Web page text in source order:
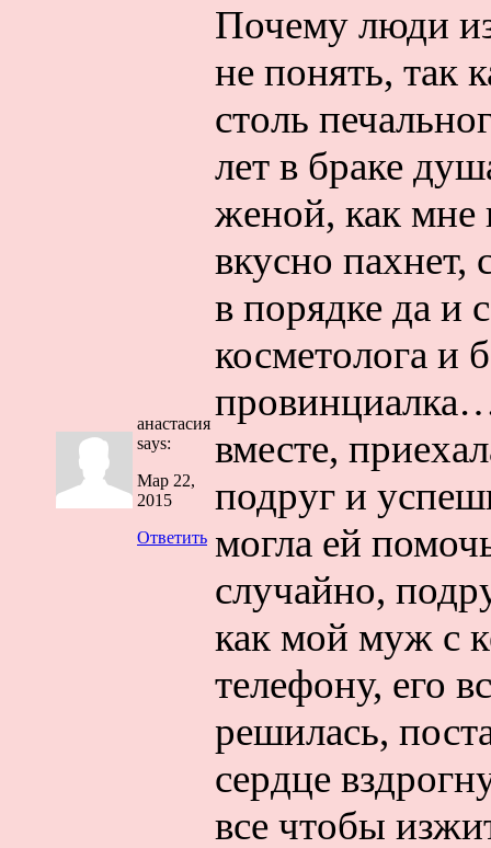
анастасия
says:
Мар 22,
2015
Ответить
Почему люди
не понять, так
столь
лет в браке
женой, как мне
вкусно
в порядке да и
косметолога и
вместе,
подруг и
могла ей
случайно,
как мой муж с
телефону, его
решилась,
сердце
все чтобы